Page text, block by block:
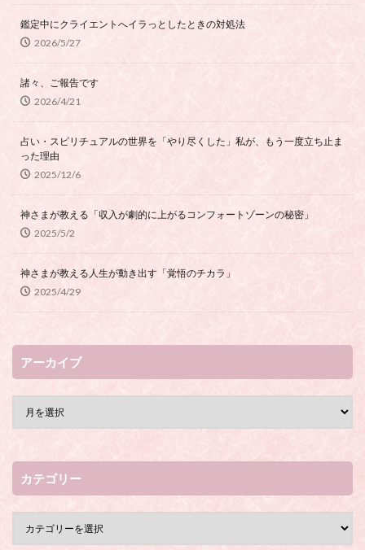
鑑定中にクライエントへイラっとしたときの対処法
2026/5/27
諸々、ご報告です
2026/4/21
占い・スピリチュアルの世界を「やり尽くした」私が、もう一度立ち止ま
った理由
2025/12/6
神さまが教える「収入が劇的に上がるコンフォートゾーンの秘密」
2025/5/2
神さまが教える人生が動き出す「覚悟のチカラ」
2025/4/29
アーカイブ
カテゴリー